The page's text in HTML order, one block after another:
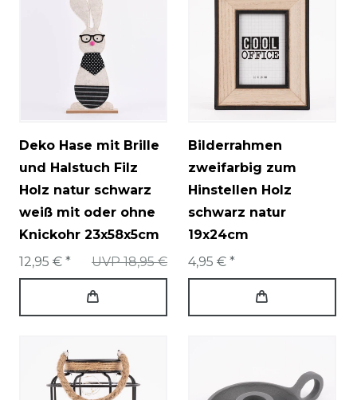
Deko Hase mit Brille
und Halstuch Filz
Holz natur schwarz
weiß mit oder ohne
Knickohr 23x58x5cm
UVP 18,95 €
12,95 € *
Bilderrahmen
zweifarbig zum
Hinstellen Holz
schwarz natur
19x24cm
4,95 € *